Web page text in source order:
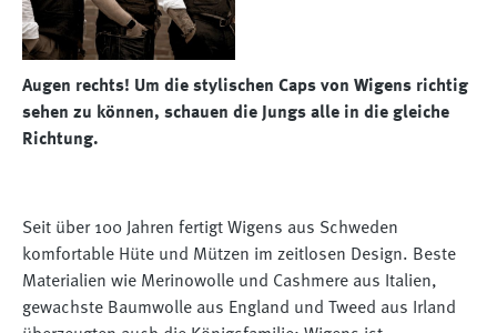
Augen rechts! Um die stylischen Caps von Wigens richtig
sehen zu können, schauen die Jungs alle in die gleiche
Richtung.
Seit über 100 Jahren fertigt Wigens aus Schweden
komfortable Hüte und Mützen im zeitlosen Design. Beste
Materialien wie Merinowolle und Cashmere aus Italien,
gewachste Baumwolle aus England und Tweed aus Irland